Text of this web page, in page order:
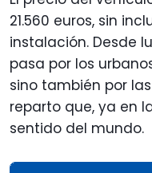
21.560 euros, sin
instalación. Desde
pasa por los
sino también por
reparto que, ya en
sentido del mundo.